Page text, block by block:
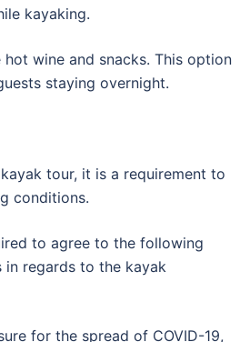
kayaking.
hot wine and snacks. This option
staying overnight.
tour, it is a requirement to
conditions.
to agree to the following
regards to the kayak
for the spread of COVID-19,